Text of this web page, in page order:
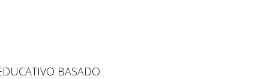
BASADO